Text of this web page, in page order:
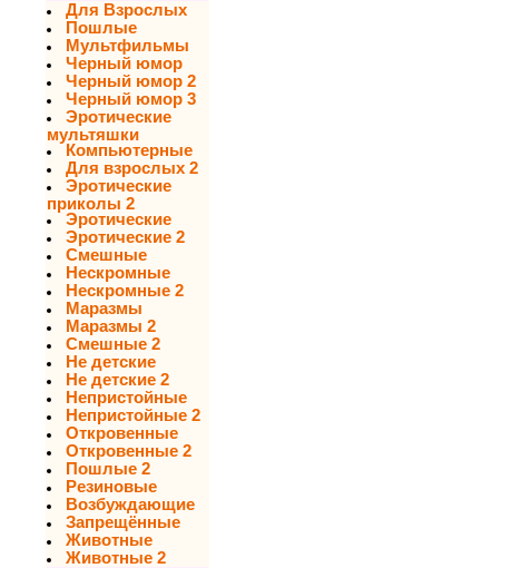
Для Взрослых
Пошлые
Мультфильмы
Черный юмор
Черный юмор 2
Черный юмор 3
Эротические
мультяшки
Компьютерные
Для взрослых 2
Эротические
приколы 2
Эротические
Эротические 2
Смешные
Нескромные
Нескромные 2
Маразмы
Маразмы 2
Смешные 2
Не детские
Не детские 2
Непристойные
Непристойные 2
Откровенные
Откровенные 2
Пошлые 2
Резиновые
Возбуждающие
Запрещённые
Животные
Животные 2